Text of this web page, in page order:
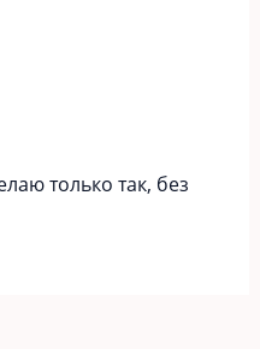
только так, без